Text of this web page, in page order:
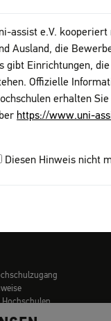
assist e.V.
Ausland, die
gibt Einrichtungen,
Offizielle
erhalten
https://www.uni-
Diesen Hinweis nicht